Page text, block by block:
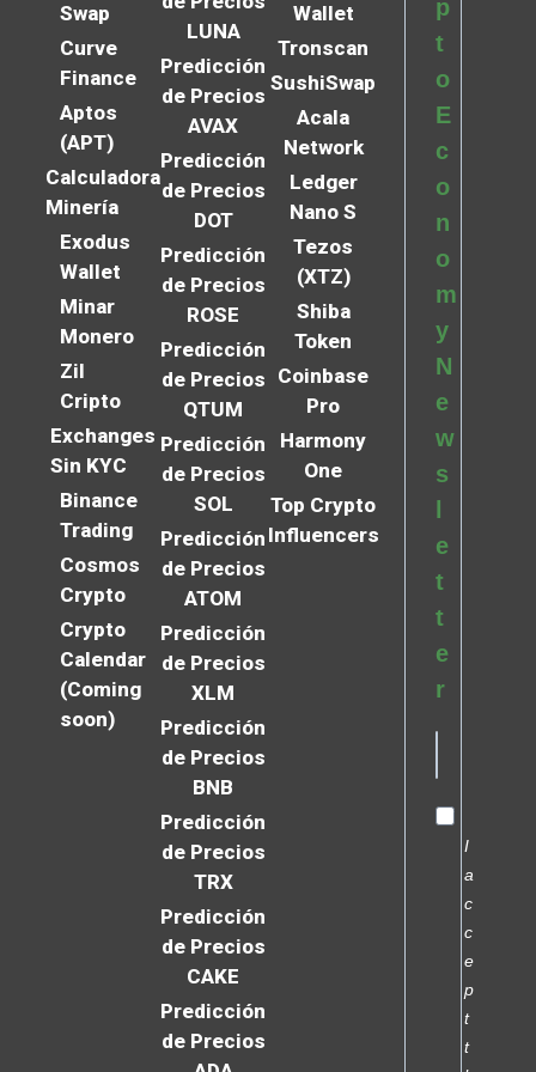
Swap
Curve
Finance
Aptos
(APT)
Calculadora
Minería
Exodus
Wallet
Minar
Monero
Zil
Cripto
Exchanges
Sin KYC
Binance
Trading
Cosmos
Crypto
Crypto
Calendar
(Coming
soon)
LUNA
Predicción
de Precios
AVAX
Predicción
de Precios
DOT
Predicción
de Precios
ROSE
Predicción
de Precios
QTUM
Predicción
de Precios
SOL
Predicción
de Precios
ATOM
Predicción
de Precios
XLM
Predicción
de Precios
BNB
Predicción
de Precios
TRX
Predicción
de Precios
CAKE
Predicción
de Precios
Wallet
Tronscan
SushiSwap
Acala
Network
Ledger
Nano S
Tezos
(XTZ)
Shiba
Token
Coinbase
Pro
Harmony
One
Top Crypto
Influencers
p
t
o
E
c
o
n
o
m
y
N
e
w
s
e
t
t
e
r
I
a
c
c
e
p
t
t